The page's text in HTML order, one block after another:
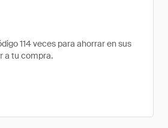
114 veces para ahorrar en sus
a tu compra.